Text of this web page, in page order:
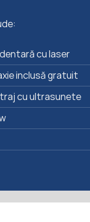
cu laser
inclusă gratuit
cu ultrasunete